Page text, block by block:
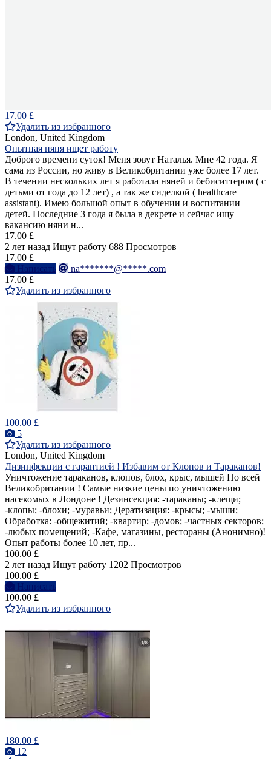
17.00 £
Удалить из избранного
London, United Kingdom
Опытная няня ищет работу
Доброго времени суток! Меня зовут Наталья. Мне 42 года. Я
сама из России, но живу в Великобритании уже более 17 лет.
В течении нескольких лет я работала няней и бебиситтером ( с
детьми от года до 12 лет) , а так же сиделкой ( healthcare
assistant). Имею большой опыт в обучении и воспитании
детей. Последние 3 года я была в декрете и сейчас ищу
вакансию няни н...
17.00 £
2 лет назад Ищут работу 688 Просмотров
17.00 £
Написать
na*******@*****.com
17.00 £
Удалить из избранного
100.00 £
5
Удалить из избранного
London, United Kingdom
Дизинфекции с гарантией ! Избавим от Клопов и Тараканов!
Уничтожение тараканов, клопов, блох, крыс, мышей По всей
Великобритании ! Самые низкие цены по уничтожению
насекомых в Лондоне ! Дезинсекция: -тараканы; -клещи;
-клопы; -блохи; -муравьи; Дератизация: -крысы; -мыши;
Обработка: -общежитий; -квартир; -домов; -частных секторов;
-любых помещений; -Кафе, магазины, рестораны (Анонимно)!
Опыт работы более 10 лет, пр...
100.00 £
2 лет назад Ищут работу 1202 Просмотров
100.00 £
Написать
100.00 £
Удалить из избранного
180.00 £
12